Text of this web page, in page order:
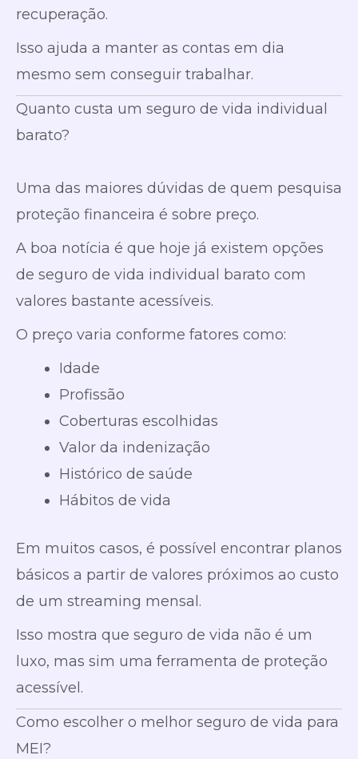
recuperação.
Isso ajuda a manter as contas em dia
mesmo sem conseguir trabalhar.
Quanto custa um seguro de vida individual
barato?
Uma das maiores dúvidas de quem pesquisa
proteção financeira é sobre preço.
A boa notícia é que hoje já existem opções
de seguro de vida individual barato com
valores bastante acessíveis.
O preço varia conforme fatores como:
Idade
Profissão
Coberturas escolhidas
Valor da indenização
Histórico de saúde
Hábitos de vida
Em muitos casos, é possível encontrar planos
básicos a partir de valores próximos ao custo
de um streaming mensal.
Isso mostra que seguro de vida não é um
luxo, mas sim uma ferramenta de proteção
acessível.
Como escolher o melhor seguro de vida para
MEI?